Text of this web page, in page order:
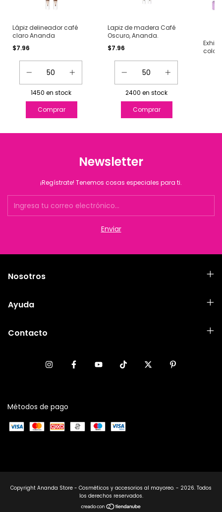
Lápiz delineador café
claro Ananda
$7.96
1450 en stock
Lapiz de madera Café
Oscuro, Ananda.
$7.96
2400 en stock
color
Newsletter
¡Regístrate! Tenemos cosas especiales para ti.
Nosotros
Ayuda
Contacto
Métodos de pago
Copyright Ananda Store - Cosméticos y accesorios al mayoreo. - 2026. Todos
los derechos reservados.